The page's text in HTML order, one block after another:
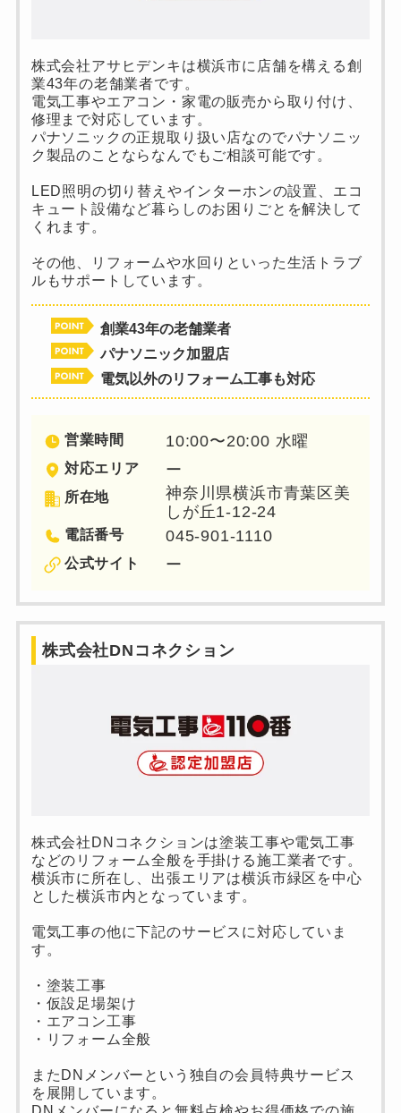
株式会社アサヒデンキは横浜市に店舗を構える創
業43年の老舗業者です。
電気工事やエアコン・家電の販売から取り付け、
修理まで対応しています。
パナソニックの正規取り扱い店なのでパナソニッ
ク製品のことならなんでもご相談可能です。
LED照明の切り替えやインターホンの設置、エコ
キュート設備など暮らしのお困りごとを解決して
くれます。
その他、リフォームや水回りといった生活トラブ
ルもサポートしています。
創業43年の老舗業者
パナソニック加盟店
電気以外のリフォーム工事も対応
営業時間 10:00〜20:00 水曜
対応エリア ー
所在地
神奈川県横浜市青葉区美
しが丘1-12-24
電話番号 045-901-1110
公式サイト ー
株式会社DNコネクション
株式会社DNコネクションは塗装工事や電気工事
などのリフォーム全般を手掛ける施工業者です。
横浜市に所在し、出張エリアは横浜市緑区を中心
とした横浜市内となっています。
電気工事の他に下記のサービスに対応していま
す。
・塗装工事
・仮設足場架け
・エアコン工事
・リフォーム全般
またDNメンバーという独自の会員特典サービス
を展開しています。